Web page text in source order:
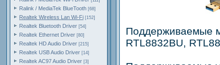
Ralink / MediaTek BlueTooth [68]
Realtek Wireless Lan Wi-Fi [152]
Realtek Bluetooth Driver [54]
Realtek Ethernet Driver [80]
Realtek HD Audio Driver [215]
Realtek USB Audio Driver [14]
Realtek AC97 Audio Driver [3]
Поддерживаемые
RTL8832BU,